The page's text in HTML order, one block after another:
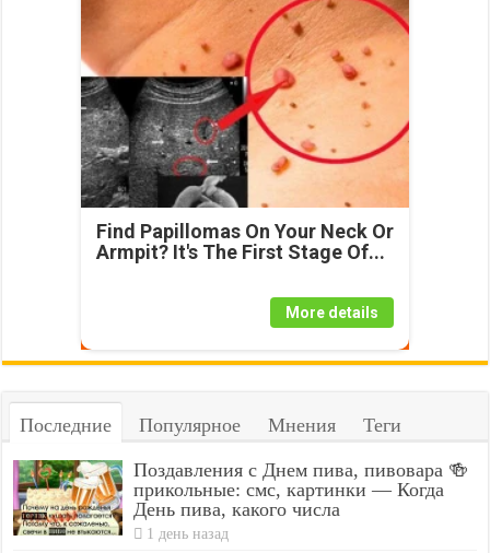
Find Papillomas On Your Neck Or
Armpit? It's The First Stage Of...
More details
Последние Популярное Мнения Теги
Поздавления с Днем пива, пивовара 🍻
прикольные: смс, картинки — Когда
День пива, какого числа
1 день назад